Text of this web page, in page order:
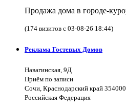
Продажа дома в городе-
(174 визитов с 03-08-26 18:44)
Реклама Гостевых Домов
Навагинская, 9Д
Приём по записи
Сочи, Краснодарский край 354000
Российская Федерация